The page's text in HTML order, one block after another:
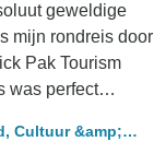
geweldige
mijn rondreis door
Pak Tourism
was perfect
het team zorgde
tijdens de hele
Cultuur &amp;